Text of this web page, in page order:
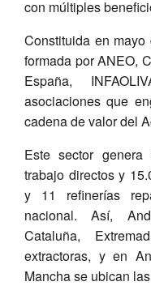
con múltiples
Constituida en
formada por ANEO,
España,
asociaciones que
cadena de valor del
Este sector genera
trabajo directos y
y 11 refinerías
nacional. Así,
Cataluña,
extractoras, y en
Mancha se ubican